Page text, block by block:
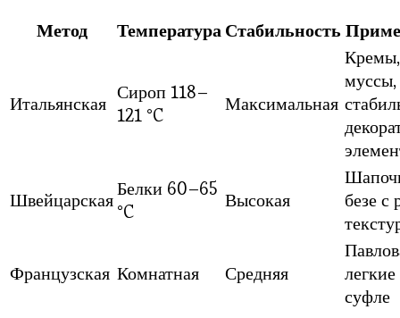
Метод
ТемператураСтабильность
Итальянская Сироп 118–
121 °C
Максимальная
Кремы,
муссы,
ШвейцарскаяБелки 60–65
°C
Высокая
безе с
Французская Комнатная Средняя
легкие
суфле